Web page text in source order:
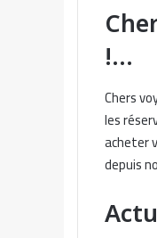
!…
Chers
les
acheter
depuis